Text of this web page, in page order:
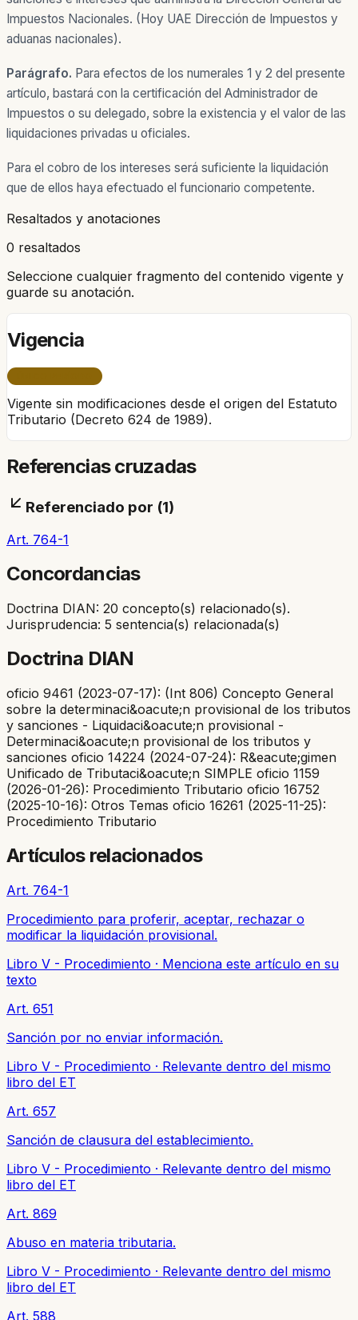
Impuestos Nacionales. (Hoy UAE Dirección de Impuestos y
aduanas nacionales).
Parágrafo. Para efectos de los numerales 1 y 2 del presente
artículo, bastará con la certificación del Administrador de
Impuestos o su delegado, sobre la existencia y el valor de las
liquidaciones privadas u oficiales.
Para el cobro de los intereses será suficiente la liquidación
que de ellos haya efectuado el funcionario competente.
Resaltados y anotaciones
0 resaltados
Seleccione cualquier fragmento del contenido vigente y
guarde su anotación.
Vigencia
Vigente sin modificaciones desde el origen del Estatuto
Tributario (Decreto 624 de 1989).
Referencias cruzadas
Referenciado por (1)
Art. 764-1
Concordancias
Doctrina DIAN: 20 concepto(s) relacionado(s).
Jurisprudencia: 5 sentencia(s) relacionada(s)
Doctrina DIAN
oficio 9461 (2023-07-17): (Int 806) Concepto General
sobre la determinaci&oacute;n provisional de los tributos
y sanciones - Liquidaci&oacute;n provisional -
Determinaci&oacute;n provisional de los tributos y
sanciones oficio 14224 (2024-07-24): R&eacute;gimen
Unificado de Tributaci&oacute;n SIMPLE oficio 1159
(2026-01-26): Procedimiento Tributario oficio 16752
(2025-10-16): Otros Temas oficio 16261 (2025-11-25):
Procedimiento Tributario
Artículos relacionados
Art. 764-1
Procedimiento para proferir, aceptar, rechazar o
modificar la liquidación provisional.
Libro V - Procedimiento · Menciona este artículo en su
texto
Art. 651
Sanción por no enviar información.
Libro V - Procedimiento · Relevante dentro del mismo
libro del ET
Art. 657
Sanción de clausura del establecimiento.
Libro V - Procedimiento · Relevante dentro del mismo
libro del ET
Art. 869
Abuso en materia tributaria.
Libro V - Procedimiento · Relevante dentro del mismo
libro del ET
Art. 588